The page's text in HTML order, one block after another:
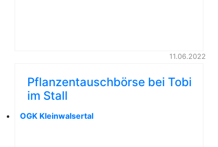
11.06.2022
Pflanzentauschbörse bei Tobi
im Stall
OGK Kleinwalsertal